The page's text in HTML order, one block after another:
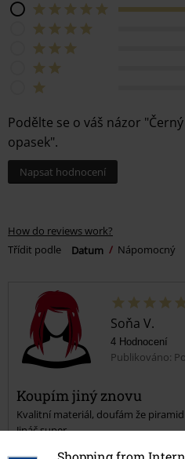
Podělte se o váš názor
opasek".
Napsat hodnocení
How do reviews work?
Třídit podle
Datum Nápomocný
Soňa V.
4 Hodnocení
Publikováno:
Koupím jiný znovu
Kvalitní materiál, doufám že
Jináč super